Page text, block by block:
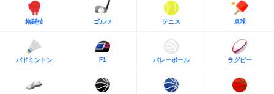
格闘技 ゴルフ テニス 卓球
バドミントン F1 バレーボール ラグビー